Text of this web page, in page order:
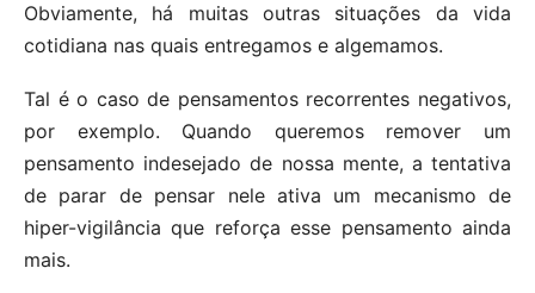
Obviamente, há muitas outras situações da vida
cotidiana nas quais entregamos e algemamos.
Tal é o caso de pensamentos recorrentes negativos,
por exemplo. Quando queremos remover um
pensamento indesejado de nossa mente, a tentativa
de parar de pensar nele ativa um mecanismo de
hiper-vigilância que reforça esse pensamento ainda
mais.